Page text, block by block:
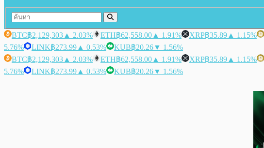
BTC฿2,129,303 ▲ 2.03% ETH฿62,558.00 ▲ 1.91% XRP฿35.89 ▲ 1.15%
5.76%
LINK฿273.99 ▲ 0.53% KUB฿20.26▼ 1.56%
BTC฿2,129,303 ▲ 2.03% ETH฿62,558.00 ▲ 1.91% XRP฿35.89 ▲ 1.15%
5.76%
LINK฿273.99 ▲ 0.53% KUB฿20.26▼ 1.56%